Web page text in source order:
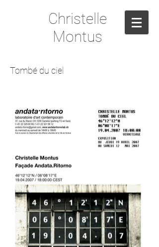
Christelle
Montus
Tombé du ciel